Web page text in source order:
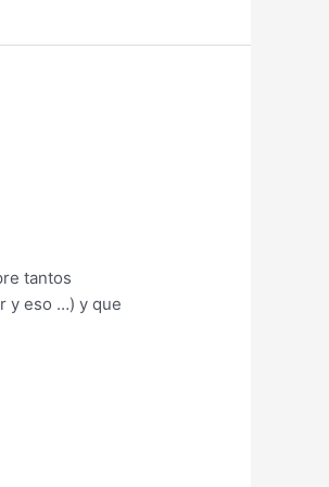
tantos
y eso …) y que